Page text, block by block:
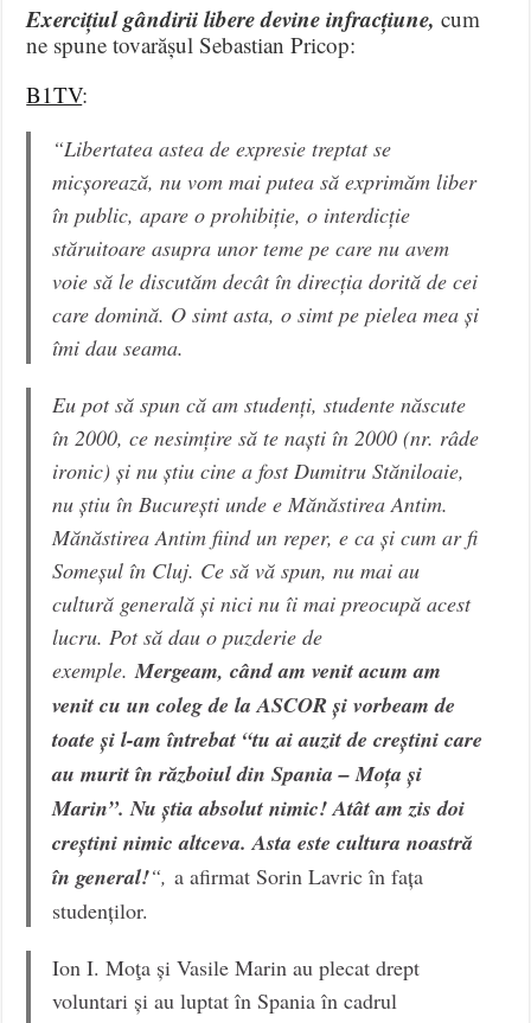
Exercițiul gândirii libere devine infracțiune,cum
ne spune tovarășul Sebastian Pricop:
B1TV:
“Libertatea astea de expresie treptat se
micșorează, nu vom mai putea să exprimăm liber
în public, apare o prohibiție, o interdicție
stăruitoare asupra unor teme pe care nu avem
voie să le discutăm decât în direcția dorită de cei
care domină. O simt asta, o simt pe pielea mea și
îmi dau seama.
Eu pot să spun că am studenți, studente născute
în 2000, ce nesimțire să te naști în 2000 (nr. râde
ironic) și nu știu cine a fost Dumitru Stăniloaie,
nu știu în București unde e Mănăstirea Antim.
Mănăstirea Antim fiind un reper, e ca și cum ar fi
Someșul în Cluj. Ce să vă spun, nu mai au
cultură generală și nici nu îi mai preocupă acest
lucru. Pot să dau o puzderie de
exemple.Mergeam, când am venit acum am
venit cu un coleg de la ASCOR și vorbeam de
toate și l-am întrebat “tu ai auzit de creștini care
au murit în războiul din Spania – Moța și
Marin”. Nu știa absolut nimic! Atât am zis doi
creștini nimic altceva. Asta este cultura noastră
în general!“, a afirmat Sorin Lavric în fața
studenților.
Ion I. Moţa și Vasile Marin au plecat drept
voluntari și au luptat în Spania în cadrul